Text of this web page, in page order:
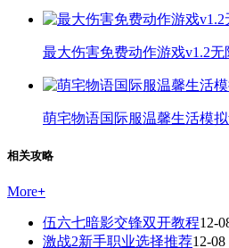
最大伤害免费动作游戏v1.2无
萌宅物语国际服温馨生活模
相关攻略
More+
伍六七暗影交锋双开教程12-
激战2新手职业选择推荐12-08